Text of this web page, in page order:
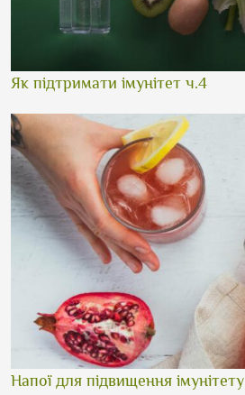
Як підтримати імунітет ч.4
Напої для підвищення імунітету